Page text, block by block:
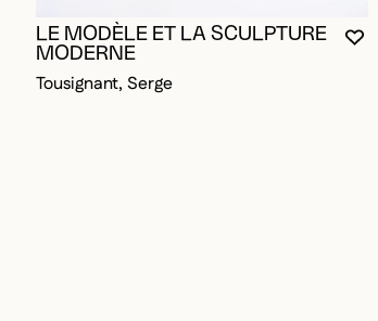
LE MODÈLE ET LA SCULPTURE
MODERNE
Tousignant, Serge